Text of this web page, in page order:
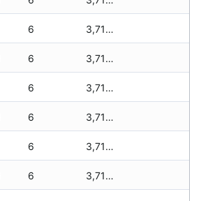
6 3,715 zł
6 3,715 zł
6 3,715 zł
6 3,715 zł
6 3,715 zł
6 3,715 zł